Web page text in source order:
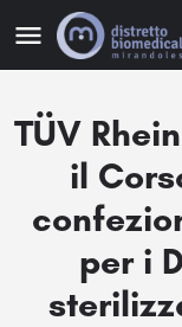
TÜV
il
per i